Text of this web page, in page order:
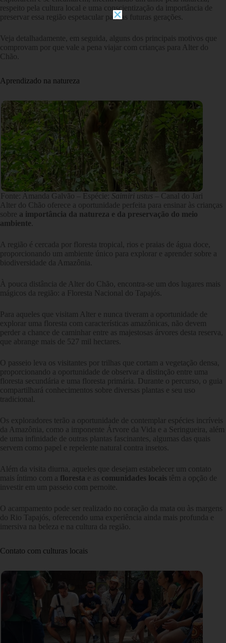
respeito pela cultura local e uma conscientização da importância de
preservar essa região espetacular para as futuras gerações.
Veja detalhadamente, em seguida, alguns dos principais motivos que
comprovam por que vale a pena viajar com crianças para Alter do
Chão.
Aprendizado na natureza
Fonte: Amanda Galvão – Espécie: Saimiri ustus – Canal do Jari
Alter do Chão oferece a oportunidade perfeita para ensinar às crianças
sobre a importância da natureza e da preservação do meio
ambiente
A região é cercada por floresta tropical, rios e praias de água doce,
proporcionando um ambiente único para explorar e aprender sobre a
biodiversidade da Amazônia.
À pouca distância de Alter do Chão, encontra-se um dos lugares mais
mágicos da região: a Floresta Nacional do Tapajós.
Para aqueles que visitam Alter e nunca tiveram a oportunidade de
explorar uma floresta com características amazônicas, não devem
perder a chance de caminhar entre as majestosas árvores desta reserva,
que abrange mais de 527 mil hectares.
O passeio leva os visitantes por trilhas que cortam a vegetação densa,
proporcionando a oportunidade de observar a distinção entre uma
floresta secundária e uma floresta primária. Durante o percurso, o guia
compartilhará conhecimentos sobre diversas plantas e seu uso
tradicional.
Os exploradores terão a oportunidade de contemplar espécies incríveis
da Amazônia, como a imponente Árvore da Vida e a Seringueira, além
de uma infinidade de outras plantas fascinantes, algumas das quais
servem como papel e repelente natural contra insetos.
Além da visita diurna, aqueles que desejam estabelecer um contato
mais íntimo com a floresta e as comunidades locais têm a opção de
investir em um passeio com pernoite.
O acampamento pode ser realizado no coração da mata ou às margens
do Rio Tapajós, oferecendo uma experiência ainda mais profunda e
imersiva na beleza e na cultura da região.
Contato com culturas locais